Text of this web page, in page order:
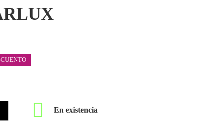
 En existencia